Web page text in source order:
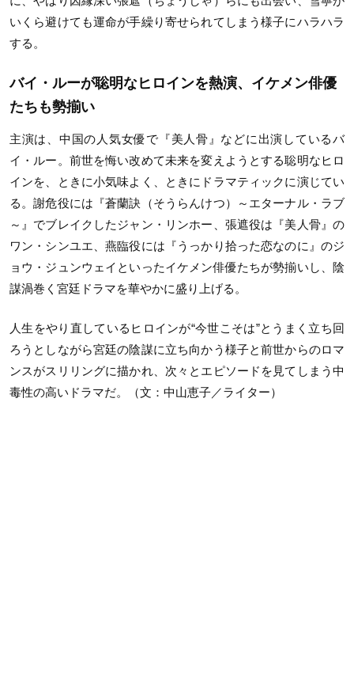
いくら避けても運命が手繰り寄せられてしまう様子にハラハラ
する。
バイ・ルーが聡明なヒロインを熱演、イケメン俳優
たちも勢揃い
主演は、中国の人気女優で『美人骨』などに出演しているバ
イ・ルー。前世を悔い改めて未来を変えようとする聡明なヒロ
インを、ときに小気味よく、ときにドラマティックに演じてい
る。謝危役には『蒼蘭訣（そうらんけつ）～エターナル・ラブ
～』でブレイクしたジャン・リンホー、張遮役は『美人骨』の
ワン・シンユエ、燕臨役には『うっかり拾った恋なのに』のジ
ョウ・ジュンウェイといったイケメン俳優たちが勢揃いし、陰
謀渦巻く宮廷ドラマを華やかに盛り上げる。
人生をやり直しているヒロインが“今世こそは”とうまく立ち回
ろうとしながら宮廷の陰謀に立ち向かう様子と前世からのロマ
ンスがスリリングに描かれ、次々とエピソードを見てしまう中
毒性の高いドラマだ。（文：中山恵子／ライター）